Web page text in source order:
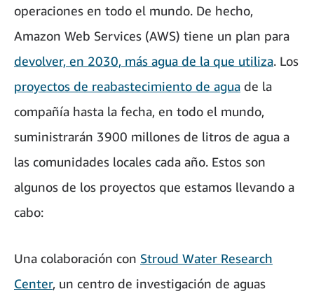
operaciones en todo el mundo. De hecho,
Amazon Web Services (AWS) tiene un plan para
devolver, en 2030, más agua de la que utiliza. Los
proyectos de reabastecimiento de agua de la
compañía hasta la fecha, en todo el mundo,
suministrarán 3900 millones de litros de agua a
las comunidades locales cada año. Estos son
algunos de los proyectos que estamos llevando a
cabo:
Una colaboración con Stroud Water Research
Center, un centro de investigación de aguas